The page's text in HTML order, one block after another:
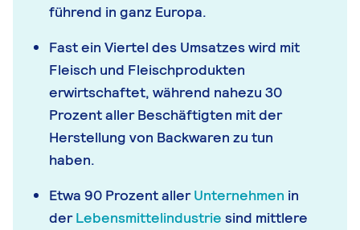
führend in ganz Europa.
Fast ein Viertel des Umsatzes wird mit
Fleisch und Fleischprodukten
erwirtschaftet, während nahezu 30
Prozent aller Beschäftigten mit der
Herstellung von Backwaren zu tun
haben.
Etwa 90 Prozent allerUnternehmen in
derLebensmittelindustrie sind mittlere